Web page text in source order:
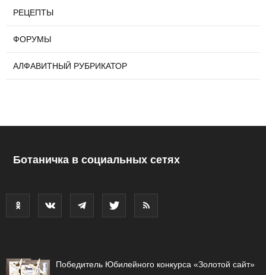
РЕЦЕПТЫ
ФОРУМЫ
АЛФАВИТНЫЙ РУБРИКАТОР
Ботаничка в социальных сетях
Победитель Юбилейного конкурса «Золотой сайт»